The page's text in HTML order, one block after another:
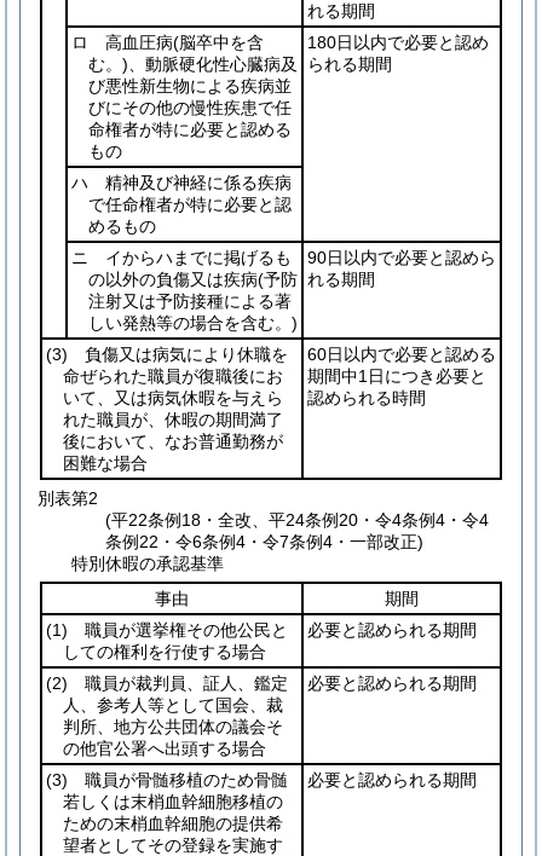
れる期間
ロ 高血圧病(脳卒中を含
む。) 、動脈硬化性心臓病及
び悪性新生物による疾病並
びにその他の慢性疾患で任
命権者が特に必要と認める
もの
180日以内で必要と認め
られる期間
ハ 精神及び神経に係る疾病
で任命権者が特に必要と認
めるもの
ニ イからハまでに掲げるも
の以外の負傷又は疾病(予防
注射又は予防接種による著
しい発熱等の場合を含む。)
90日以内で必要と認めら
れる期間
(3) 負傷又は病気により休職を
命ぜられた職員が復職後にお
いて、又は病気休暇を与えら
れた職員が、休暇の期間満了
後において、なお普通勤務が
困難な場合
60日以内で必要と認める
期間中1日につき必要と
認められる時間
別表第2
(平22条例18・全改、平24条例20・令4条例4・令4
条例22・令6条例4・令7条例4・一部改正)
特別休暇の承認基準
事由
期間
(1) 職員が選挙権その他公民と
しての権利を行使する場合
必要と認められる期間
(2) 職員が裁判員、証人、鑑定
人、参考人等として国会、裁
判所、地方公共団体の議会そ
の他官公署へ出頭する場合
必要と認められる期間
(3) 職員が骨髄移植のため骨髄
若しくは末梢血幹細胞移植の
ための末梢血幹細胞の提供希
望者としてその登録を実施す
必要と認められる期間